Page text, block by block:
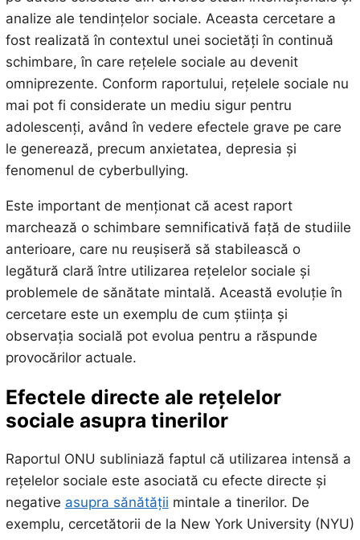
analize ale tendințelor sociale. Aceasta cercetare a
fost realizată în contextul unei societăți în continuă
schimbare, în care rețelele sociale au devenit
omniprezente. Conform raportului, rețelele sociale nu
mai pot fi considerate un mediu sigur pentru
adolescenți, având în vedere efectele grave pe care
le generează, precum anxietatea, depresia și
fenomenul de cyberbullying.
Este important de menționat că acest raport
marchează o schimbare semnificativă față de studiile
anterioare, care nu reușiseră să stabilească o
legătură clară între utilizarea rețelelor sociale și
problemele de sănătate mintală. Această evoluție în
cercetare este un exemplu de cum știința și
observația socială pot evolua pentru a răspunde
provocărilor actuale.
Efectele directe ale rețelelor
sociale asupra tinerilor
Raportul ONU subliniază faptul că utilizarea intensă a
rețelelor sociale este asociată cu efecte directe și
negative asupra sănătății mintale a tinerilor. De
exemplu, cercetătorii de la New York University (NYU)